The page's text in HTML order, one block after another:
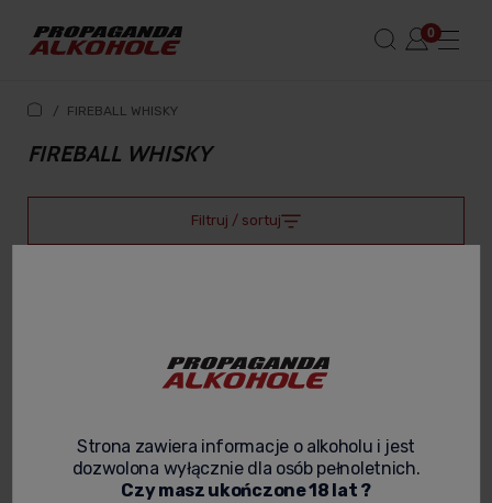
/ FIREBALL WHISKY
FIREBALL WHISKY
Filtruj / sortuj
Strona zawiera informacje o alkoholu i jest
dozwolona wyłącznie dla osób pełnoletnich.
Czy masz ukończone 18 lat ?